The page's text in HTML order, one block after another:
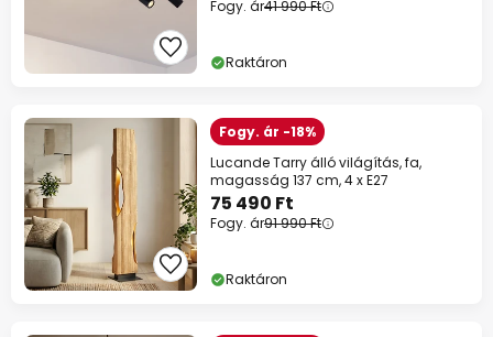
Fogy. ár41 990 Ft
Raktáron
Fogy. ár -18%
Lucande Tarry álló világítás, fa,
magasság 137 cm, 4 x E27
75 490 Ft
Fogy. ár91 990 Ft
Raktáron